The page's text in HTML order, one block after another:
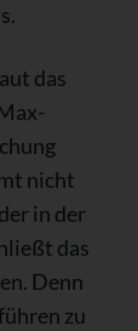
das
nicht
in der
das
Denn
zu